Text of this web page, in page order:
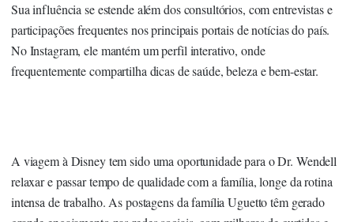
Sua influência se estende além dos consultórios, com entrevistas e
participações frequentes nos principais portais de notícias do país.
No Instagram, ele mantém um perfil interativo, onde
frequentemente compartilha dicas de saúde, beleza e bem-estar.
A viagem à Disney tem sido uma oportunidade para o Dr. Wendell
relaxar e passar tempo de qualidade com a família, longe da rotina
intensa de trabalho. As postagens da família Uguetto têm gerado